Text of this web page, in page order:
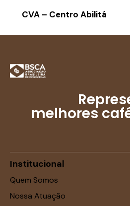
CVA – Centro Abilitá
melhores
Institucional
Quem Somos
Nossa Atuação